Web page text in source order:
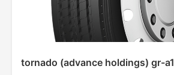
tornado (advance holdings) gr-a1